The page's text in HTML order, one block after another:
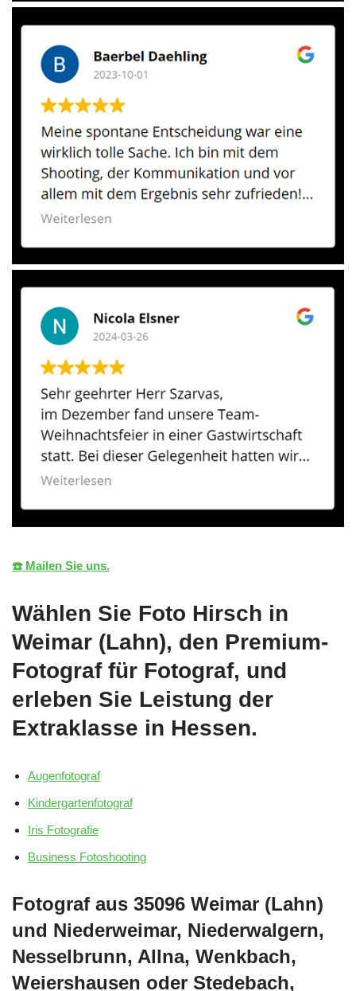
☎️ Mailen Sie uns.
Wählen Sie Foto Hirsch in
Weimar (Lahn), den Premium-
Fotograf für Fotograf, und
erleben Sie Leistung der
Extraklasse in Hessen.
Augenfotograf
Kindergartenfotograf
Iris Fotografie
Business Fotoshooting
Fotograf aus 35096 Weimar (Lahn)
und Niederweimar, Niederwalgern,
Nesselbrunn, Allna, Wenkbach,
Weiershausen oder Stedebach,